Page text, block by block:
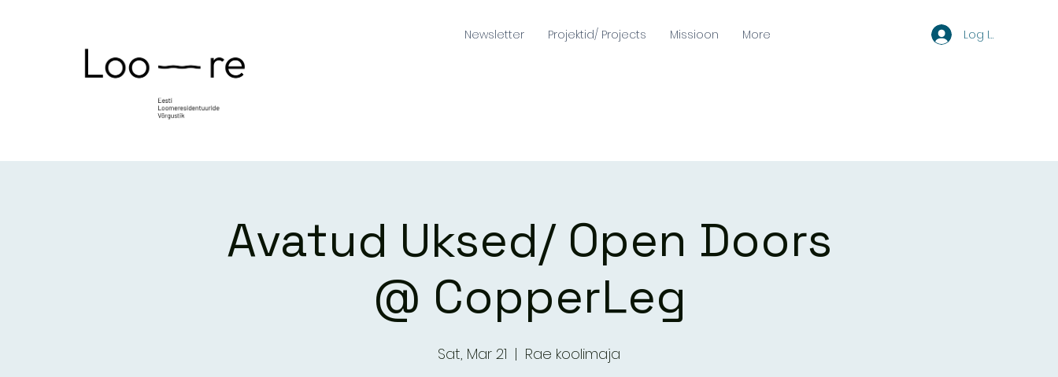
Newsletter Projektid/ Projects Missioon More Log In
Avatud Uksed/ Open Doors
@ CopperLeg
Sat, Mar 21
  |
Rae koolimaja